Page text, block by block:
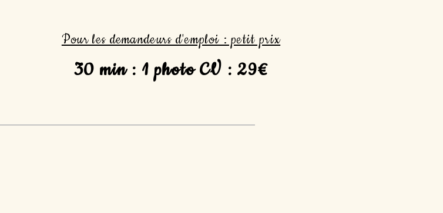
Pour les demandeurs d'emploi : petit prix
30 min : 1 photo CV : 29€